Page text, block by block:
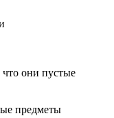
они пустые
предметы